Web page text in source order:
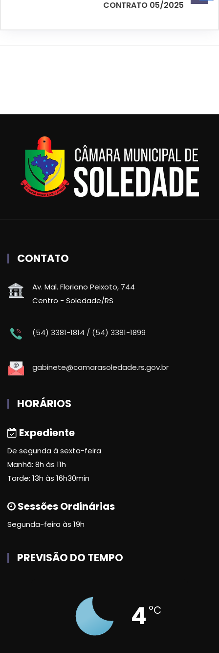
CONTRATO 05/2025
CONTATO
Av. Mal. Floriano Peixoto, 744
Centro - Soledade/RS
(54) 3381-1814 / (54) 3381-1899
gabinete@camarasoledade.rs.gov.br
HORÁRIOS
Expediente
De segunda à sexta-feira
Manhã: 8h às 11h
Tarde: 13h às 16h30min
Sessões Ordinárias
Segunda-feira às 19h
PREVISÃO DO TEMPO
4 °C